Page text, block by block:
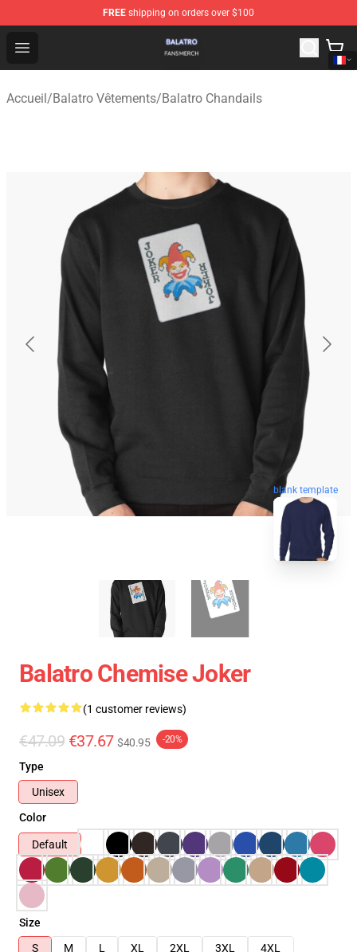
FREE shipping on orders over $100
Open menu
Balatro Shop - Official Balatro Merchandise Store
Accueil/Balatro Vêtements/Balatro Chandails
blank template
Balatro Chemise Joker
(1 customer reviews)
€47.09 €37.67 $40.95 -20%
Type
Unisex
Color
Default
Size
S
M L XL 2XL 3XL
4XL